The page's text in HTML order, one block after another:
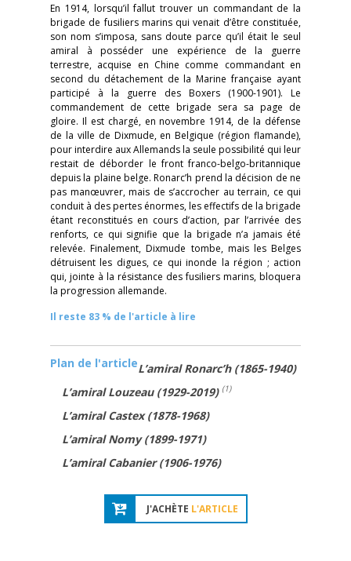
En 1914, lorsqu’il fallut trouver un commandant de la
brigade de fusiliers marins qui venait d’être constituée,
son nom s’imposa, sans doute parce qu’il était le seul
amiral à posséder une expérience de la guerre
terrestre, acquise en Chine comme commandant en
second du détachement de la Marine française ayant
participé à la guerre des Boxers (1900-1901). Le
commandement de cette brigade sera sa page de
gloire. Il est chargé, en novembre 1914, de la défense
de la ville de Dixmude, en Belgique (région flamande),
pour interdire aux Allemands la seule possibilité qui leur
restait de déborder le front franco-belgo-britannique
depuis la plaine belge. Ronarc’h prend la décision de ne
pas manœuvrer, mais de s’accrocher au terrain, ce qui
conduit à des pertes énormes, les effectifs de la brigade
étant reconstitués en cours d’action, par l’arrivée des
renforts, ce qui signifie que la brigade n’a jamais été
relevée. Finalement, Dixmude tombe, mais les Belges
détruisent les digues, ce qui inonde la région ; action
qui, jointe à la résistance des fusiliers marins, bloquera
la progression allemande.
Il reste 83 % de l'article à lire
Plan de l'articleL’amiral Ronarc’h (1865-1940)
L’amiral Louzeau (1929-2019) (1)
L’amiral Castex (1878-1968)
L’amiral Nomy (1899-1971)
L’amiral Cabanier (1906-1976)
J'ACHÈTE L'ARTICLE